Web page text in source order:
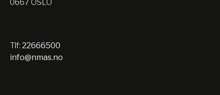
0667 OSLO
Tlf: 22666500
info@nmas.no